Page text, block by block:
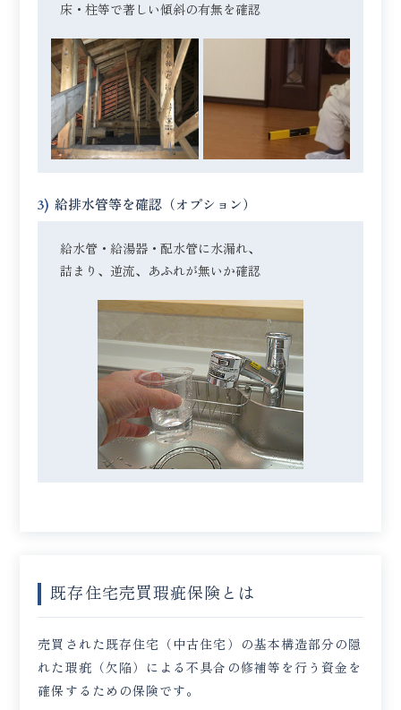
床・柱等で著しい傾斜の有無を確認
3) 給排水管等を確認（オプション）
給水管・給湯器・配水管に水漏れ、
詰まり、逆流、あふれが無いか確認
既存住宅売買瑕疵保険とは
売買された既存住宅（中古住宅）の基本構造部分の隠
れた瑕疵（欠陥）による不具合の修補等を行う資金を
確保するための保険です。